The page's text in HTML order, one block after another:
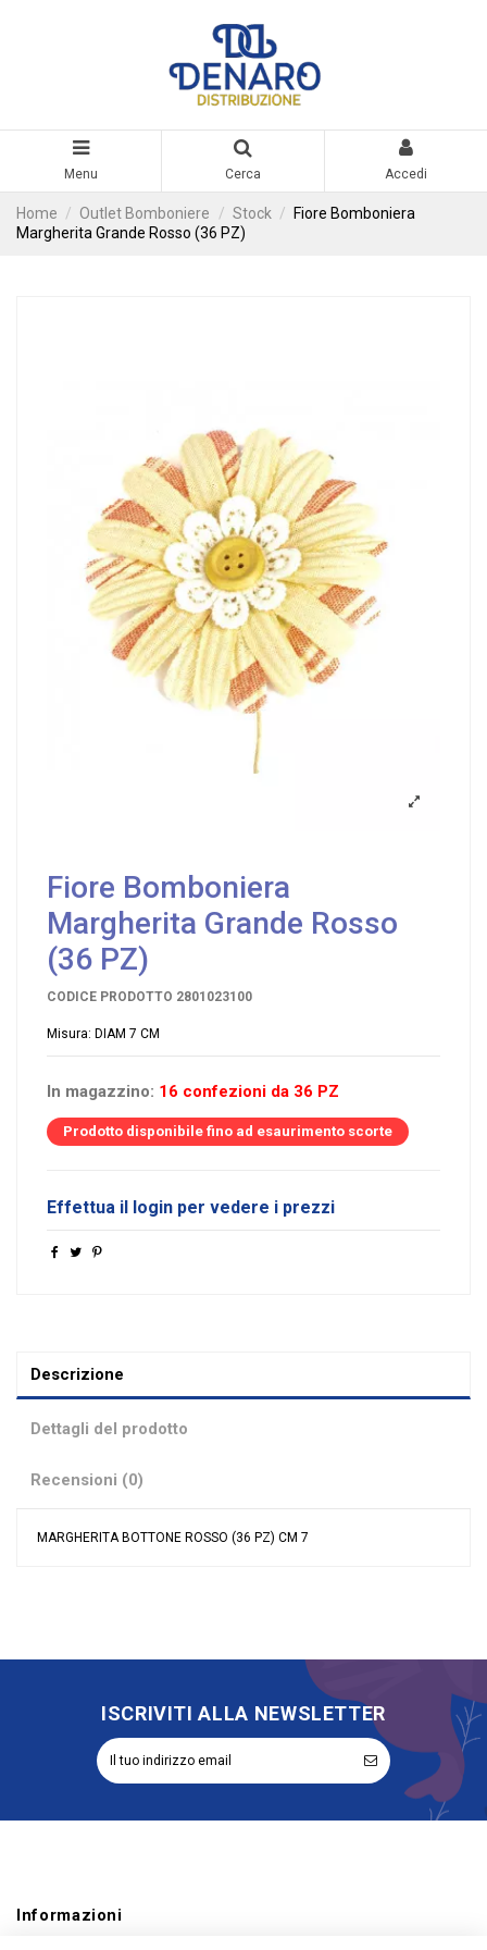
Menu Cerca Accedi
Home Outlet Bomboniere Stock
Fiore Bomboniera
Margherita Grande Rosso (36 PZ)
Fiore Bomboniera
Margherita Grande Rosso
(36 PZ)
CODICE PRODOTTO 2801023100
Misura: DIAM 7 CM
In magazzino: 16 confezioni da 36 PZ
Prodotto disponibile fino ad esaurimento scorte
Effettua il login per vedere i prezzi
Descrizione
Dettagli del prodotto
Recensioni (0)
MARGHERITA BOTTONE ROSSO (36 PZ) CM 7
Categoria Prodotto Fiori
ISCRIVITI ALLA NEWSLETTER
Informazioni